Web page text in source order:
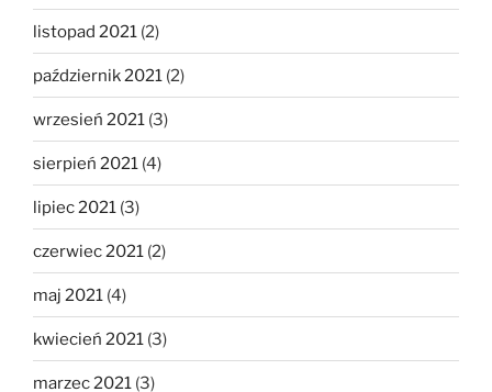
listopad 2021 (2)
październik 2021 (2)
wrzesień 2021 (3)
sierpień 2021 (4)
lipiec 2021 (3)
czerwiec 2021 (2)
maj 2021 (4)
kwiecień 2021 (3)
marzec 2021 (3)